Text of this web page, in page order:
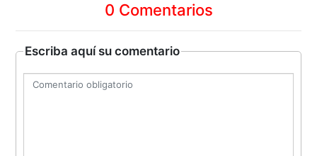
0 Comentarios
Escriba aquí su comentario